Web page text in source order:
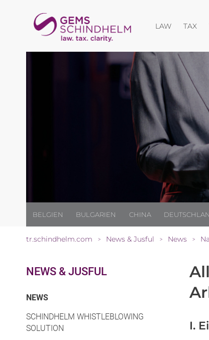
LAWMenüTAX
BELGIEN BULGARIEN CHINA
tr.schindhelm.com > News & Jusful > News >
NEWS & JUSFUL
NEWS(CURRENT)
SCHINDHELM WHISTLEBLOWING
SOLUTION
I.